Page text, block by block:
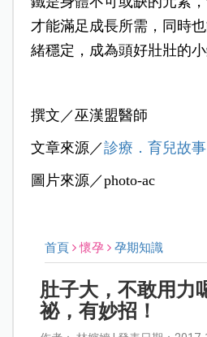
才能滿足成長所需，同時
緒穩定，成為頭好壯壯的小
撰文／巫漢盟醫師
文章來源／診療．育兒故
圖片來源／photo-ac
首頁 懷孕 孕期知識
肚子大，不敢用力
祕，有妙招！